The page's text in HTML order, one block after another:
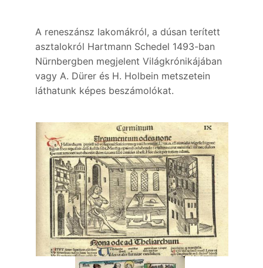
A reneszánsz lakomákról, a dúsan terített
asztalokról Hartmann Schedel 1493-ban
Nürnbergben megjelent Világkrónikájában
vagy A. Dürer és H. Holbein metszetein
láthatunk képes beszámolókat.